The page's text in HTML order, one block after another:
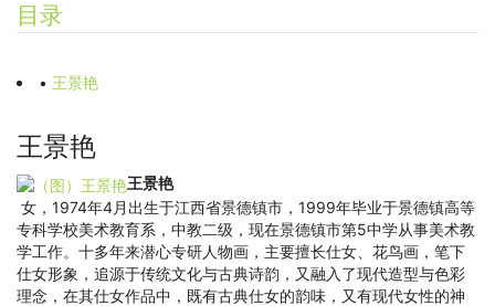
目录
• 王景艳
王景艳
王景艳
女，1974年4月出生于江西省景德镇市，1999年毕业于景德镇高等
专科学校美术教育系，中教二级，现在景德镇市第5中学从事美术教
学工作。十多年来潜心专研人物画，主要擅长仕女、花鸟画，笔下
仕女形象，追源于传统文化与古典诗韵，又融入了现代造型与色彩
理念，在其仕女作品中，既有古典仕女的韵味，又有现代女性的神